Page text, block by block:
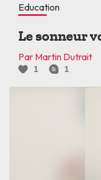
Education
Le sonneur
Par Martin Dutrait
1 1